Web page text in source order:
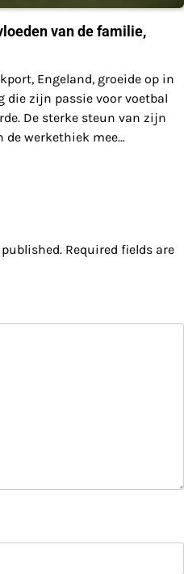
van de familie,
Engeland, groeide op in
die zijn passie voor voetbal
De sterke steun van zijn
de werkethiek mee…
Required fields are